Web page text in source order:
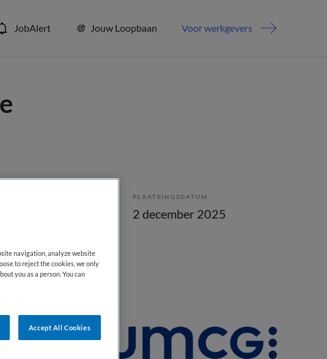
JobAlert Jouw Loopbaan Voor werkgevers
PLAATSINGSDATUM
2 december 2025
navigation, analyze website
to reject the cookies, we only
you as a person. You can
Accept All Cookies